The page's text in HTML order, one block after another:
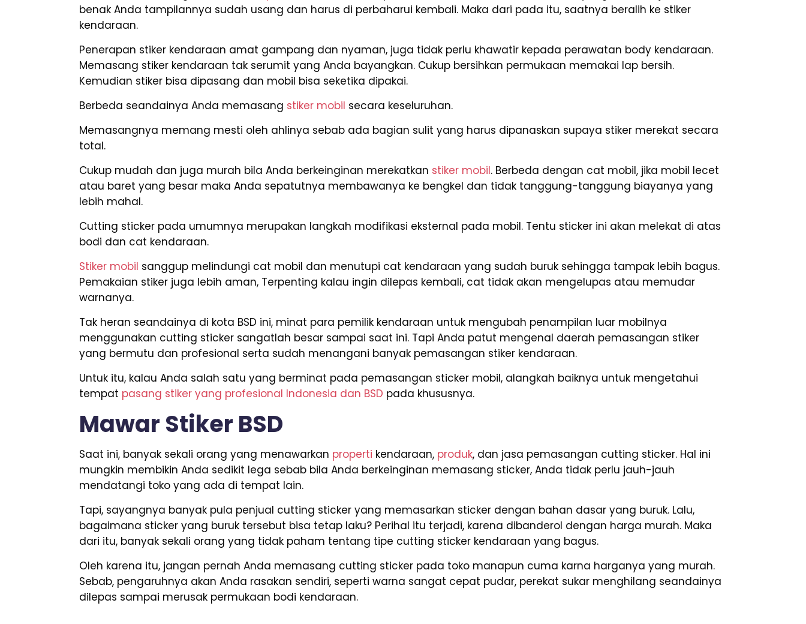
benak Anda tampilannya sudah usang dan harus di perbaharui kembali. Maka dari pada itu, saatnya beralih ke stiker
kendaraan.
Penerapan stiker kendaraan amat gampang dan nyaman, juga tidak perlu khawatir kepada perawatan body kendaraan.
Memasang stiker kendaraan tak serumit yang Anda bayangkan. Cukup bersihkan permukaan memakai lap bersih.
Kemudian stiker bisa dipasang dan mobil bisa seketika dipakai.
Berbeda seandainya Anda memasang stiker mobil secara keseluruhan.
Memasangnya memang mesti oleh ahlinya sebab ada bagian sulit yang harus dipanaskan supaya stiker merekat secara
total.
Cukup mudah dan juga murah bila Anda berkeinginan merekatkan stiker mobil. Berbeda dengan cat mobil, jika mobil lecet
atau baret yang besar maka Anda sepatutnya membawanya ke bengkel dan tidak tanggung-tanggung biayanya yang
lebih mahal.
Cutting sticker pada umumnya merupakan langkah modifikasi eksternal pada mobil. Tentu sticker ini akan melekat di atas
bodi dan cat kendaraan.
Stiker mobil sanggup melindungi cat mobil dan menutupi cat kendaraan yang sudah buruk sehingga tampak lebih bagus.
Pemakaian stiker juga lebih aman, Terpenting kalau ingin dilepas kembali, cat tidak akan mengelupas atau memudar
warnanya.
Tak heran seandainya di kota BSD ini, minat para pemilik kendaraan untuk mengubah penampilan luar mobilnya
menggunakan cutting sticker sangatlah besar sampai saat ini. Tapi Anda patut mengenal daerah pemasangan stiker
yang bermutu dan profesional serta sudah menangani banyak pemasangan stiker kendaraan.
Untuk itu, kalau Anda salah satu yang berminat pada pemasangan sticker mobil, alangkah baiknya untuk mengetahui
tempat pasang stiker yang profesional Indonesia dan BSD pada khususnya.
Mawar Stiker BSD
Saat ini, banyak sekali orang yang menawarkan properti kendaraan, produk, dan jasa pemasangan cutting sticker. Hal ini
mungkin membikin Anda sedikit lega sebab bila Anda berkeinginan memasang sticker, Anda tidak perlu jauh-jauh
mendatangi toko yang ada di tempat lain.
Tapi, sayangnya banyak pula penjual cutting sticker yang memasarkan sticker dengan bahan dasar yang buruk. Lalu,
bagaimana sticker yang buruk tersebut bisa tetap laku? Perihal itu terjadi, karena dibanderol dengan harga murah. Maka
dari itu, banyak sekali orang yang tidak paham tentang tipe cutting sticker kendaraan yang bagus.
Oleh karena itu, jangan pernah Anda memasang cutting sticker pada toko manapun cuma karna harganya yang murah.
Sebab, pengaruhnya akan Anda rasakan sendiri, seperti warna sangat cepat pudar, perekat sukar menghilang seandainya
dilepas sampai merusak permukaan bodi kendaraan.